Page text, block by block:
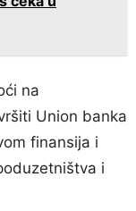
na
Union banka
finansija i
i